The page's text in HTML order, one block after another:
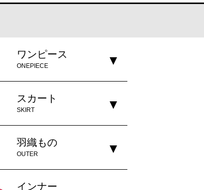
ワンピース
ONEPIECE
スカート
SKIRT
羽織もの
OUTER
インナー